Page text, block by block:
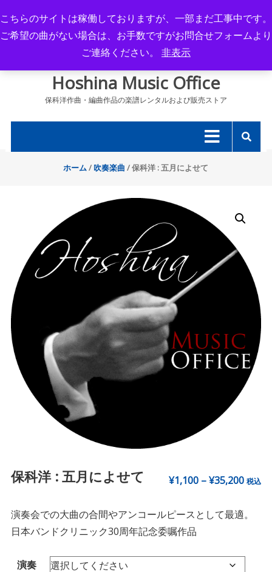
to
content
Hoshina Music Office
保科洋作曲・編曲作品の楽譜レンタルおよび販売ストア
ホーム/ 吹奏楽曲 / 保科洋 : 五月によせて
保科洋 : 五月によせて ¥1,100 –¥35,200 税込
演奏会での大曲の合間やアンコールピースとして最適。
日本バンドクリニック30周年記念委嘱作品
演奏
こちらのサイトは稼働しておりますが、一部まだ工事中です。
ご希望の曲がない場合は、お手数ですがお問合せフォームより
ご連絡ください。 非表示